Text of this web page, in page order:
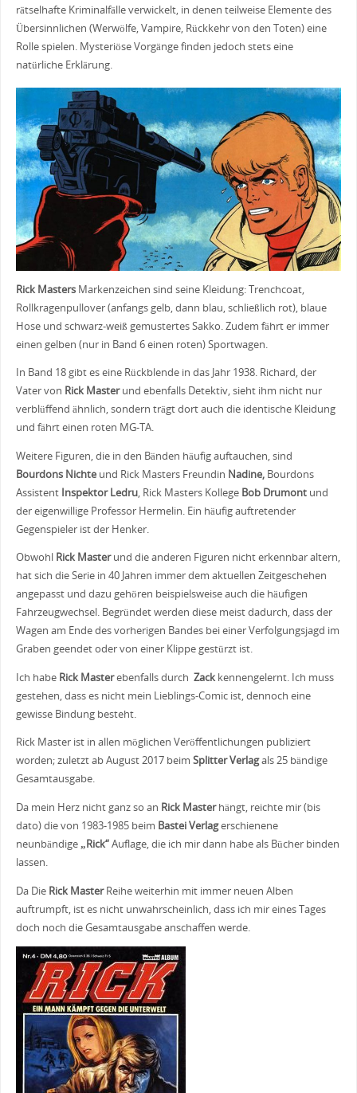
rätselhafte Kriminalfälle verwickelt, in denen teilweise Elemente des
Übersinnlichen (Werwölfe, Vampire, Rückkehr von den Toten) eine
Rolle spielen. Mysteriöse Vorgänge finden jedoch stets eine
natürliche Erklärung.
Rick MastersMarkenzeichen sind seine Kleidung: Trenchcoat,
Rollkragenpullover (anfangs gelb, dann blau, schließlich rot), blaue
Hose und schwarz-weiß gemustertes Sakko. Zudem fährt er immer
einen gelben (nur in Band 6 einen roten) Sportwagen.
In Band 18 gibt es eine Rückblende in das Jahr 1938. Richard, der
Vater von Rick Masterund ebenfalls Detektiv, sieht ihm nicht nur
verblüffend ähnlich, sondern trägt dort auch die identische Kleidung
und fährt einen roten MG-TA.
Weitere Figuren, die in den Bänden häufig auftauchen, sind
Bourdons Nichteund Rick Masters Freundin Nadine,Bourdons
Assistent Inspektor Ledru, Rick Masters Kollege Bob Drumontund
der eigenwillige Professor Hermelin. Ein häufig auftretender
Gegenspieler ist der Henker.
Obwohl Rick Masterund die anderen Figuren nicht erkennbar altern,
hat sich die Serie in 40 Jahren immer dem aktuellen Zeitgeschehen
angepasst und dazu gehören beispielsweise auch die häufigen
Fahrzeugwechsel. Begründet werden diese meist dadurch, dass der
Wagen am Ende des vorherigen Bandes bei einer Verfolgungsjagd im
Graben geendet oder von einer Klippe gestürzt ist.
Ich habe Rick Masterebenfalls durch Zackkennengelernt. Ich muss
gestehen, dass es nicht mein Lieblings-Comic ist, dennoch eine
gewisse Bindung besteht.
Rick Master ist in allen möglichen Veröffentlichungen publiziert
worden; zuletzt ab August 2017 beim Splitter Verlagals 25 bändige
Gesamtausgabe.
Da mein Herz nicht ganz so an Rick Masterhängt, reichte mir (bis
dato) die von 1983-1985 beim Bastei Verlagerschienene
neunbändige„Rick“Auflage, die ich mir dann habe als Bücher binden
lassen.
Da Die Rick MasterReihe weiterhin mit immer neuen Alben
auftrumpft, ist es nicht unwahrscheinlich, dass ich mir eines Tages
doch noch die Gesamtausgabe anschaffen werde.